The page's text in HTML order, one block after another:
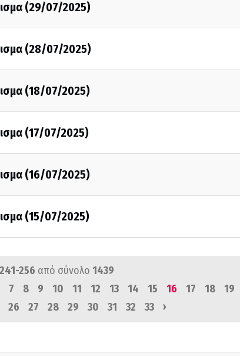
(29/07/2025)
(28/07/2025)
(18/07/2025)
(17/07/2025)
(16/07/2025)
(15/07/2025)
241-256 από σύνολο 1439
7 8 9 10 11 12 13 14 15 16 17 18 19
26 27 28 29 30 31 32 33 ›